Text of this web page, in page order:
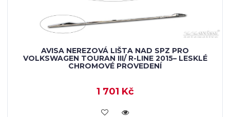
AVISA NEREZOVÁ LIŠTA NAD SPZ PRO
VOLKSWAGEN TOURAN III/ R-LINE 2015– LESKLÉ
CHROMOVÉ PROVEDENÍ
1 701 Kč
VLOŽIT DO KOŠÍKU